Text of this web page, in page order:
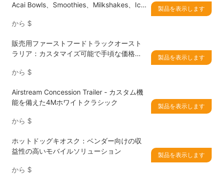
Acai Bowls、Smoothies、Milkshakes、Ice
ション
から $
製品を表示します
販売用ファーストフードトラックオースト
ラリア：カスタマイズ可能で手頃な価格の
から $
製品を表示します
Airstream Concession Trailer - カスタム機
能を備えた4Mホワイトクラシック
から $
製品を表示します
ホットドッグキオスク：ベンダー向けの収
益性の高いモバイルソリューション
から $
製品を表示します